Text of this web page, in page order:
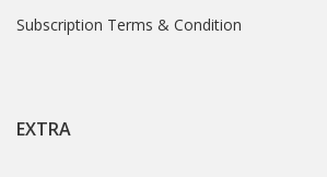
Subscription Terms & Condition
EXTRA